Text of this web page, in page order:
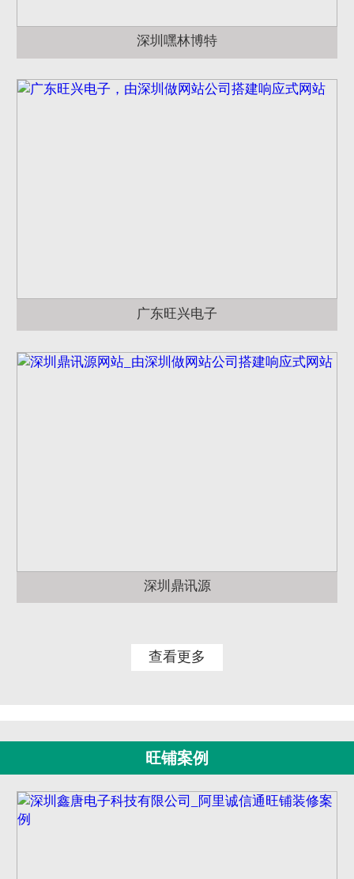
深圳嘿林博特
广东旺兴电子
深圳鼎讯源
查看更多
旺铺案例